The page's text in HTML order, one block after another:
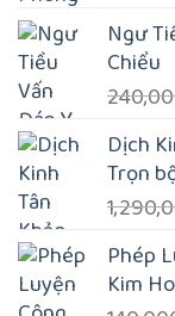
Ngư
Chiểu
Dịch
Trọn
Phép
Kim